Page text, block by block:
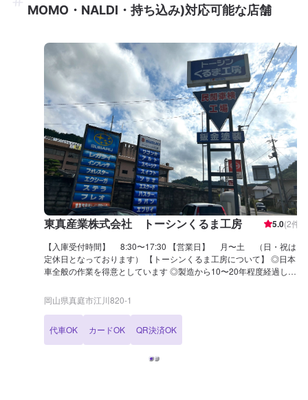
MOMO・NALDI・持ち込み)対応可能な店舗
東真産業株式会社 トーシンくるま工房 5.0(2件)
【入庫受付時間】 8:30〜17:30 【営業日】 月〜土 （日・祝は
定休日となっております） 【トーシンくるま工房について】 ◎日本
車全般の作業を得意としています ◎製造から10〜20年程度経過した
で、安心してお任せください \板金塗装のご予約をお待ちしておりま
す！/ ＜代車無料貸出ございます＞ EKワゴンやステラなどのご用意が
ン車工房では保険のご相談も受け付けております。 ＜Car'sパーク真
庭＞ 新車販売・中古車販売・買取にも対応しておりますので、お気軽
にご相談くださいませ。 敷地内に新車・中古車の展示もございます。
岡山県真庭市江川820-1
代車OK カードOK QR決済OK